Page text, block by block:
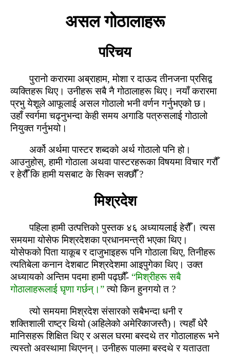
असल गोठालाहरू
परिचय
पुरानो करारमा अब्राहाम, मोशा र दाऊद तीनजना प्रसिद्व
व्‍यक्तिहरू थिए। उनीहरू सबै नै गोठालाहरू थिए। नयाँ करारमा
प्रभु येशूले आफूलाई असल गोठालो भनी वर्णन गर्नुभएको छ।
उहाँ स्‍वर्गमा चढ्नुभन्‍दा केही समय अगाडि पत्रुसलाई गोठालो
नियुक्त गर्नुभयो।
अर्को अर्थमा पास्‍टर शब्‍दको अर्थ गोठालो पनि हो।
आउनुहोस्, हामी गोठाला अथवा पास्‍टरहरूका विषयमा विचार गरौँ
र हेरौँ कि हामी यसबाट के सिक्‍न सक्‍छौँ ?
मिश्रदेश
पहिला हामी उत्‍पत्तिको पुस्‍तक ४६ अध्‍यायलाई हेरौँ। त्‍यस
समयमा योसेफ मिश्रदेशका प्रधानमन्‍त्री भएका थिए।
योसेफको पिता याकूब र दाजुभाइहरू पनि गोठाला थिए, तिनीहरू
त्‍यतिबेला कनान देशबाट मिश्रदेशमा आइपुगेका थिए। उक्त
अध्‍यायको अन्‍तिम पदमा हामी पढ्छौँ- “मिश्रीहरू सबै
गोठालाहरूलाई घृणा गर्छन्।”त्‍यो किन हुनगयो त ?
त्‍यो समयमा मिश्रदेश संसारको सबैभन्‍दा धनी र
शक्तिशाली राष्‍ट्र थियो (अहिलेको अमेरिकाजस्‍तै)। त्‍यहाँ धेरै
मानिसहरू शिक्षित थिए र असल घरमा बस्‍दथे तर गोठालाहरू भने
त्‍यस्‍तो अवस्‍थामा थिएनन्। उनीहरू पालमा बस्‍दथे र यताउता